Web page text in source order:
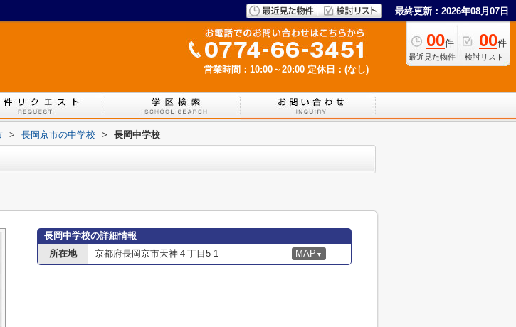
最終更新：2026年08月07日
00件
最近見た物件
00件
検討リスト
営業時間：10:00～20:00 定休日：(なし)
> 長岡京市の中学校 > 長岡中学校
長岡中学校の詳細情報
所在地
京都府長岡京市天神４丁目5-1 MAP ▼